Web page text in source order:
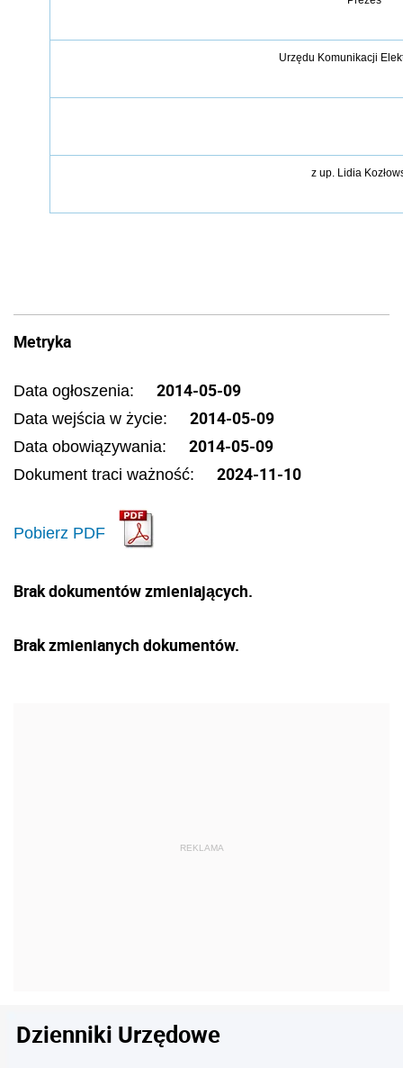
Urzędu Komunikacji
z up. Lidia Kozł
Metryka
Data ogłoszenia: 2014-05-09
Data wejścia w życie: 2014-05-09
Data obowiązywania: 2014-05-09
Dokument traci ważność: 2024-11-10
Pobierz PDF
Brak dokumentów zmieniających.
Brak zmienianych dokumentów.
Dzienniki Urzędowe